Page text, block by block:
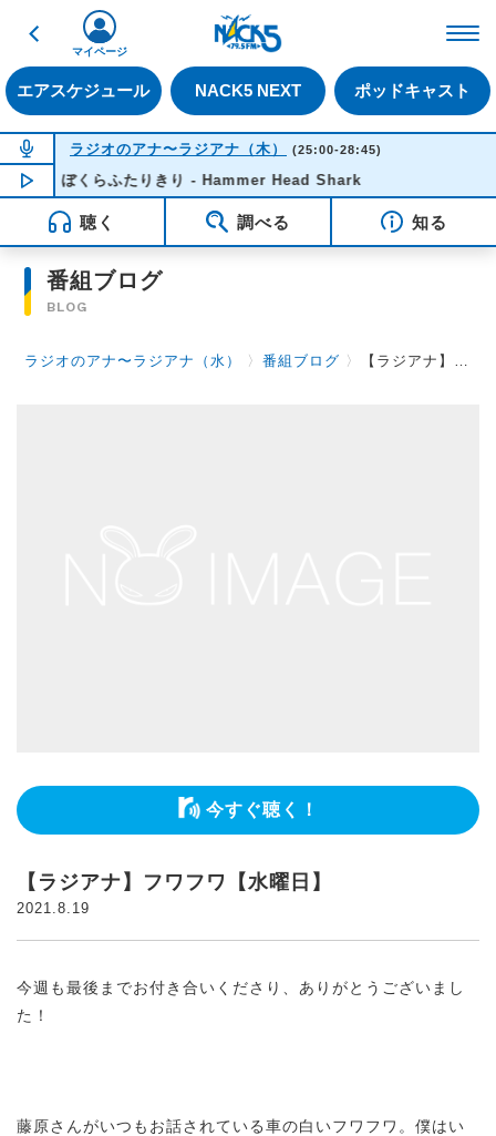
戻る
エアスケジュール NACK5 NEXT ポッドキャスト
マイページ
NOW ON AIR
ラジオのアナ〜ラジアナ（木） (25:00-28:45)
NOW PLAYING 02:20
ぼくらふたりきり - Hammer Head Shark
聴く 調べる 知る
番組ブログ
BLOG
ラジオのアナ〜ラジアナ（水） 〉番組ブログ 〉 【ラジアナ】フワフワ【水曜日】
今すぐ聴く！
【ラジアナ】フワフワ【水曜日】
2021.8.19
今週も最後までお付き合いくださり、ありがとうございまし
た！
藤原さんがいつもお話されている車の白いフワフワ。僕はい